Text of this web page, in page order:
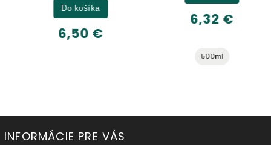
6,50 €
Do košíka
6,32 €
500ml
INFORMÁCIE PRE VÁS